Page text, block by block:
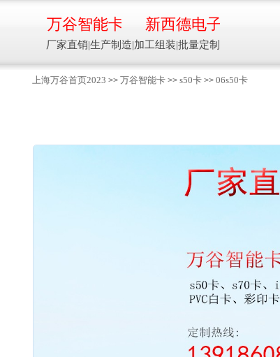
上海万谷首页2023 >> 万谷智能卡 >> s50卡 >> 06s50卡
新西德电子
厂家直销|生产制造|加工组装|批量定制
137016
万谷智能卡